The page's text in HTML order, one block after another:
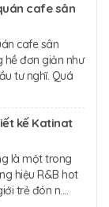
cafe sân
cafe sân
hề đơn giản như
tư nghĩ. Quá
kế Katinat
là một trong
hiệu R&B hot
trẻ đón n....